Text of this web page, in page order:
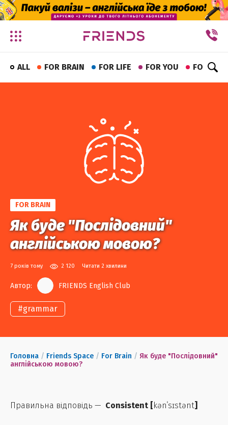
✕
ALL FOR BRAIN FOR LIFE FOR YOU FOR FUN
FOR BRAIN
Як буде "Послідовний"
англійською мовою?
7 років тому 2 120 Читати 2 хвилини
Автор: FRIENDS English Club
#grammar
Головна / Friends Space / For Brain / Як буде "Послідовний"
англійською мовою?
Правильна відповідь — Consistent [kənˈsɪstənt]